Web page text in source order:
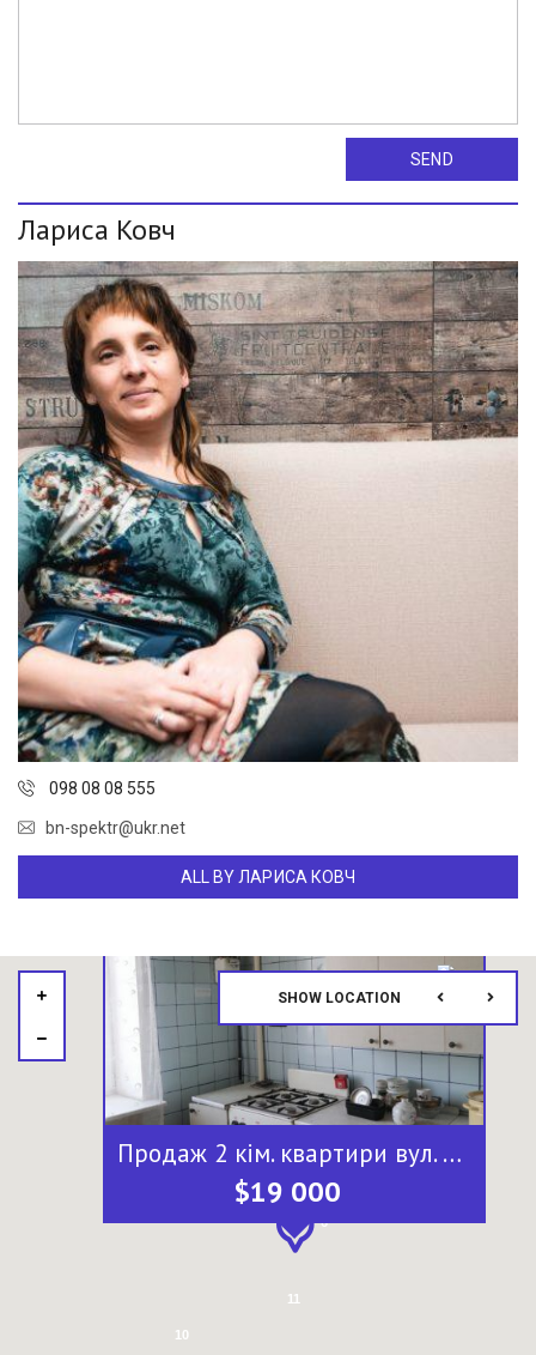
SEND
Лариса Ковч
098 08 08 555
bn-spektr@ukr.net
ALL BY ЛАРИСА КОВЧ
10
6
Продаж 2 кім. квартири вул. Січеславська, КРЕС
$19 000
SHOW LOCATION